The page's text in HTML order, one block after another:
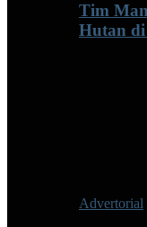
Tim
Hutan
Advertorial